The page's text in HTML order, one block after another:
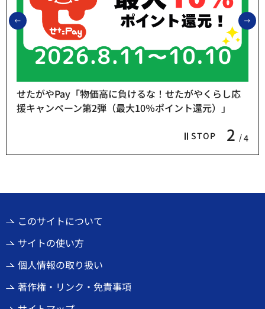
前のスライドを表示
STOP 2 4
せたがやPay「物価高に負けるな！せたがやくらし応
援キャンペーン第2弾（最大10％ポイント還元）」
このサイトについて
サイトの使い方
個人情報の取り扱い
著作権・リンク・免責事項